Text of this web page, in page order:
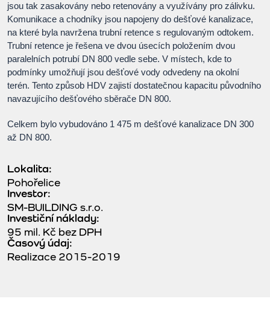
jsou tak zasakovány nebo retenovány a využívány pro zálivku.
Komunikace a chodníky jsou napojeny do dešťové kanalizace,
na které byla navržena trubní retence s regulovaným odtokem.
Trubní retence je řešena ve dvou úsecích položením dvou
paralelních potrubí DN 800 vedle sebe. V místech, kde to
podmínky umožňují jsou dešťové vody odvedeny na okolní
terén. Tento způsob HDV zajistí dostatečnou kapacitu původního
navazujícího dešťového sběrače DN 800.
Celkem bylo vybudováno 1 475 m dešťové kanalizace DN 300
až DN 800.
Lokalita:
Pohořelice
Investor:
SM-BUILDING s.r.o.
Investiční náklady:
95 mil. Kč bez DPH
Časový údaj:
Realizace 2015-2019